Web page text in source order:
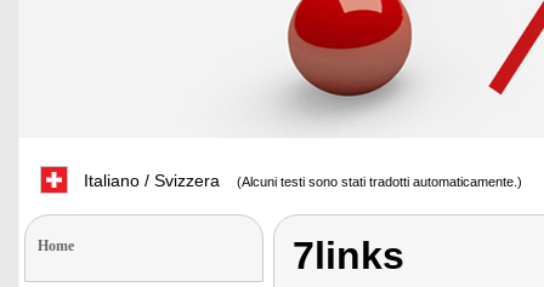
Italiano / Svizzera (Alcuni testi sono stati tradotti automaticamente.)
Home 7links